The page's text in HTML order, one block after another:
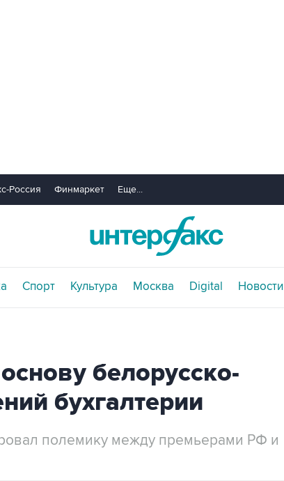
Россия Финмаркет Еще...
Спорт Культура Москва Digital Новости
белорусско-
бухгалтерии
полемику между премьерами РФ и